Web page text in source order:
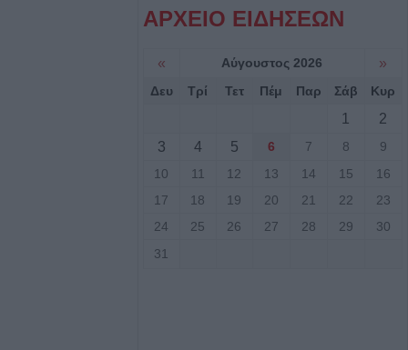
ΑΡΧΕΙΟ ΕΙΔΗΣΕΩΝ
« Αύγουστος 2026 »
Δευ Τρί Τετ Πέμ Παρ Σάβ Κυρ
1
2
3
4 5 6 7 8
9
10
11 12 13 14 15
16
17
18 19 20 21 22
23
24
25 26 27 28 29
30
31